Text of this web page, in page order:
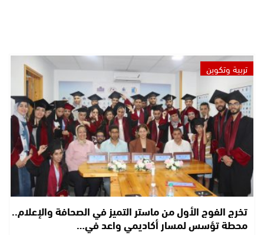
تربية وتكوين
تخرج الفوج الأول من ماستر التميز في الصحافة والإعلام..
محطة تؤسس لمسار أكاديمي واعد في…